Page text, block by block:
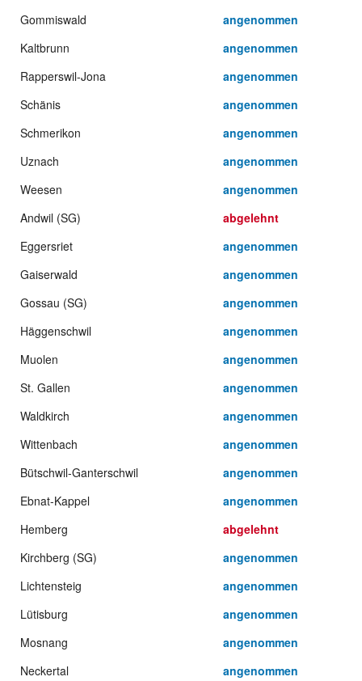
Gommiswald
angenommen
Kaltbrunn
angenommen
Rapperswil-Jona
angenommen
Schänis
angenommen
Schmerikon
angenommen
Uznach
angenommen
Weesen
angenommen
Andwil (SG)
abgelehnt
Eggersriet
angenommen
Gaiserwald
angenommen
Gossau (SG)
angenommen
Häggenschwil
angenommen
Muolen
angenommen
St. Gallen
angenommen
Waldkirch
angenommen
Wittenbach
angenommen
Bütschwil-Ganterschwil
angenommen
Ebnat-Kappel
angenommen
Hemberg
abgelehnt
Kirchberg (SG)
angenommen
Lichtensteig
angenommen
Lütisburg
angenommen
Mosnang
angenommen
Neckertal
angenommen